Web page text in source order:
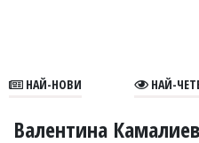
В
НАЙ-НОВИ НАЙ-
Валентина